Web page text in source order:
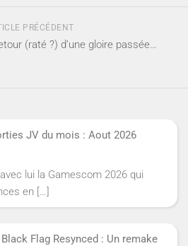
PRÉCÉDENT
(raté ?) d’une gloire passée…
JV du mois : Aout 2026
lui la Gamescom 2026 qui
en […]
Flag Resynced : Un remake